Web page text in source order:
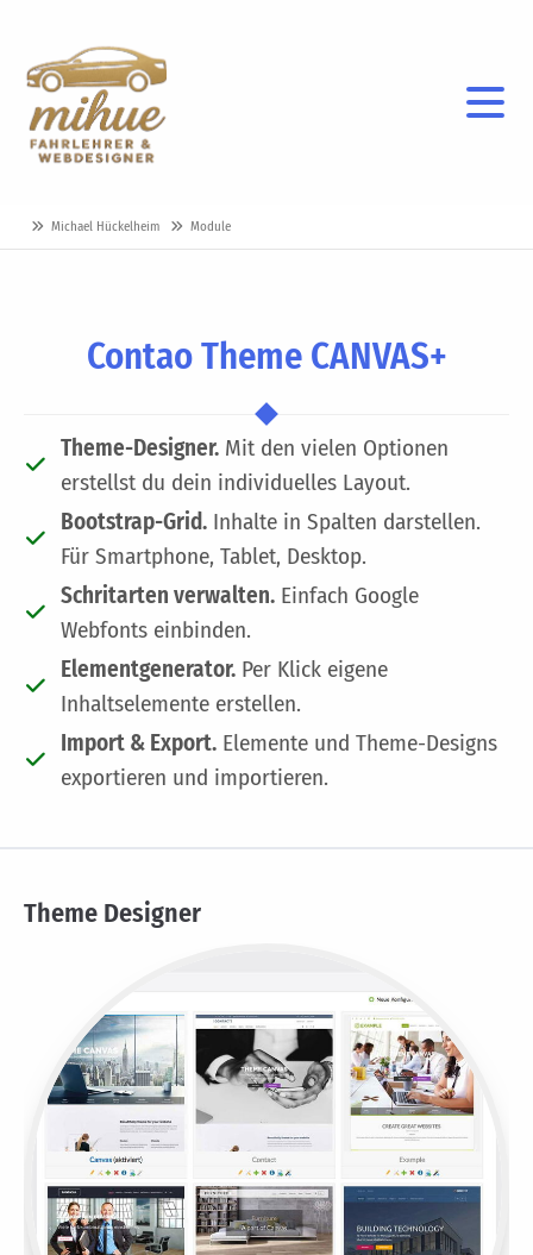
Michael Hückelheim Module
Contao Theme CANVAS+
Theme-Designer.Mit den vielen Optionen
erstellst du dein individuelles Layout.
Bootstrap-Grid.Inhalte in Spalten darstellen.
Für Smartphone, Tablet, Desktop.
Schritarten verwalten.Einfach Google
Webfonts einbinden.
Elementgenerator.Per Klick eigene
Inhaltselemente erstellen.
Import & Export.Elemente und Theme-Designs
exportieren und importieren.
Theme Designer